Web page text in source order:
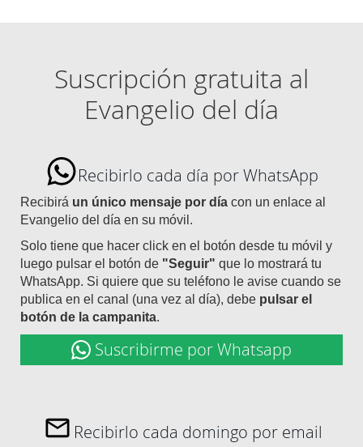
Suscripción gratuita al
Evangelio del día
Recibirlo cada día por WhatsApp
Recibirá un único mensaje por día con un enlace al
Evangelio del día en su móvil.
Solo tiene que hacer click en el botón desde tu móvil y
luego pulsar el botón de "Seguir" que lo mostrará tu
WhatsApp. Si quiere que su teléfono le avise cuando se
publica en el canal (una vez al día), debe pulsar el
botón de la campanita.
Suscribirme por Whatsapp
Recibirlo cada domingo por email